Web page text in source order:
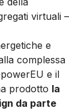
virtuali –
e
complessa
e il
prodotto la
da parte